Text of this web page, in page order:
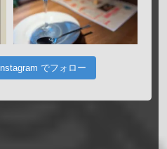
Instagram でフォロー